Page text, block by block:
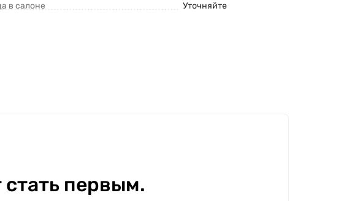
в салоне Уточняйте
первым.